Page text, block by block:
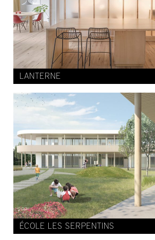
LANTERNE
ÉCOLE LES SERPENTINS